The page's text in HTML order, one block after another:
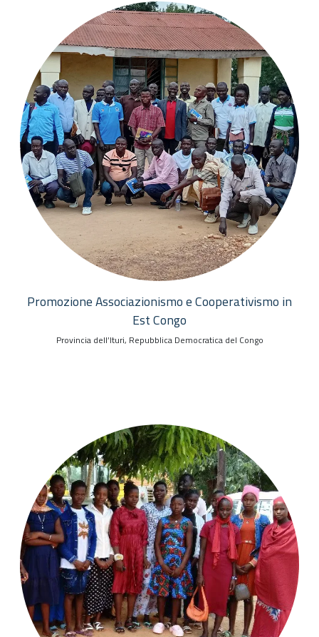
Promozione Associazionismo e Cooperativismo in
Est Congo
Provincia dell’Ituri, Repubblica Democratica del Congo